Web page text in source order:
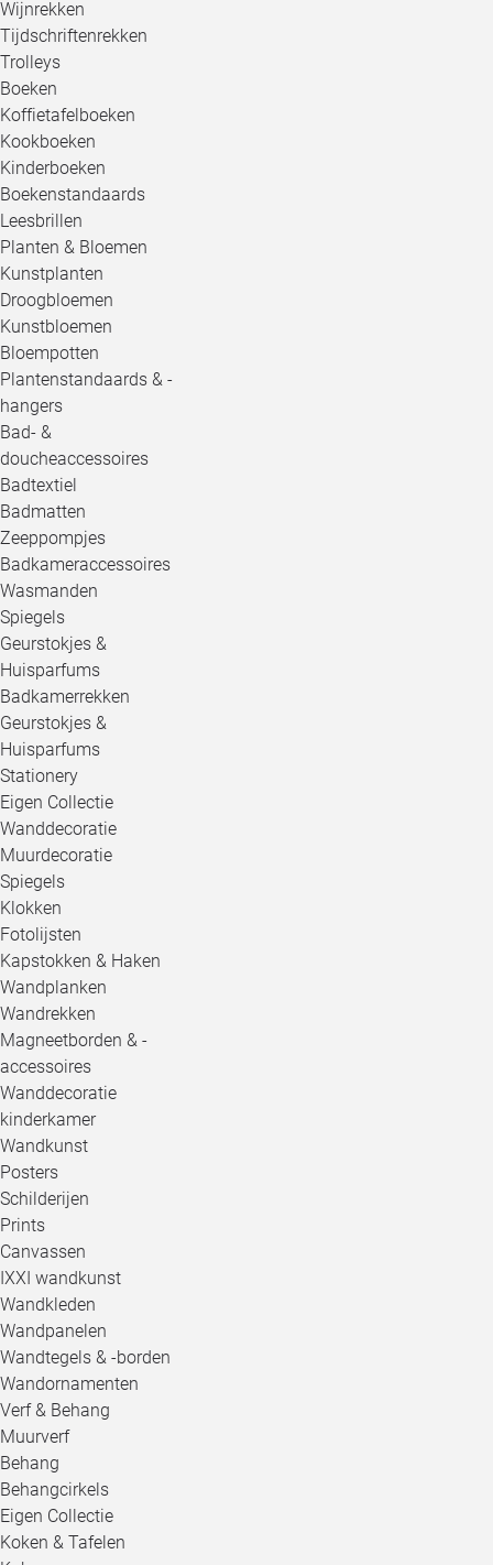
Wijnrekken
Tijdschriftenrekken
Trolleys
Boeken
Koffietafelboeken
Kookboeken
Kinderboeken
Boekenstandaards
Leesbrillen
Planten & Bloemen
Kunstplanten
Droogbloemen
Kunstbloemen
Bloempotten
Plantenstandaards & -
hangers
Bad- &
doucheaccessoires
Badtextiel
Badmatten
Zeeppompjes
Badkameraccessoires
Wasmanden
Spiegels
Geurstokjes &
Huisparfums
Badkamerrekken
Geurstokjes &
Huisparfums
Stationery
Eigen Collectie
Wanddecoratie
Muurdecoratie
Spiegels
Klokken
Fotolijsten
Kapstokken & Haken
Wandplanken
Wandrekken
Magneetborden & -
accessoires
Wanddecoratie
kinderkamer
Wandkunst
Posters
Schilderijen
Prints
Canvassen
IXXI wandkunst
Wandkleden
Wandpanelen
Wandtegels & -borden
Wandornamenten
Verf & Behang
Muurverf
Behang
Behangcirkels
Eigen Collectie
Koken & Tafelen